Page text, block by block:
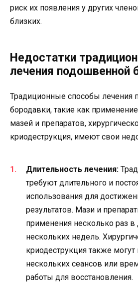
риск их появления у других
близких.
Недостатки
лечения подошвенной
Традиционные способы лечения
бородавки, такие как
мазей и препаратов,
криодеструкция, имеют свои
Длительность лечения:
требуют длительного и
использования для
результатов. Мази и
применения несколько раз в
нескольких недель.
криодеструкция также могут
нескольких сеансов или
работы для восстановления.